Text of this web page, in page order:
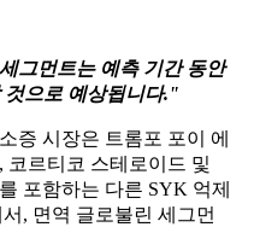
그먼트는 예측 기간 동안
것으로 예상됩니다."
증 시장은 트롬포 포이 에
코르티코 스테로이드 및
포함하는 다른 SYK 억제
, 면역 글로불린 세그먼